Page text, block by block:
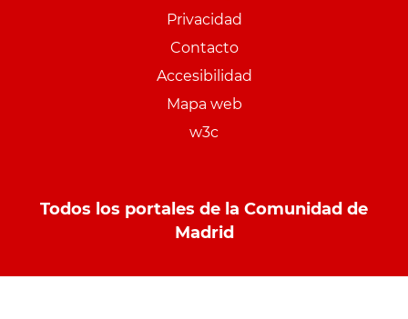
Privacidad
Contacto
Accesibilidad
Mapa web
w3c
Todos los portales de la Comunidad de
Madrid